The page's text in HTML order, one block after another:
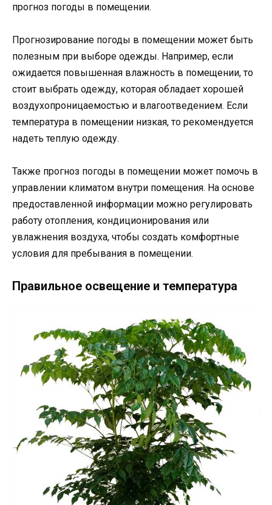
прогноз погоды в помещении.
Прогнозирование погоды в помещении может быть
полезным при выборе одежды. Например, если
ожидается повышенная влажность в помещении, то
стоит выбрать одежду, которая обладает хорошей
воздухопроницаемостью и влагоотведением. Если
температура в помещении низкая, то рекомендуется
надеть теплую одежду.
Также прогноз погоды в помещении может помочь в
управлении климатом внутри помещения. На основе
предоставленной информации можно регулировать
работу отопления, кондиционирования или
увлажнения воздуха, чтобы создать комфортные
условия для пребывания в помещении.
Правильное освещение и температура